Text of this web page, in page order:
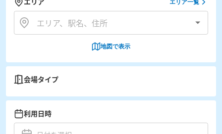
地図で表示
会場タイプ
利用日時